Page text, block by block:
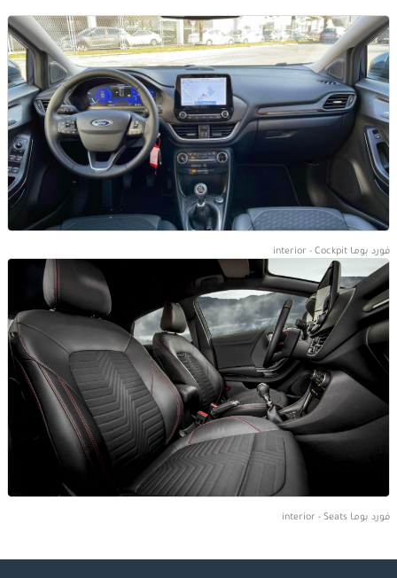
فورد بوما interior - Cockpit
فورد بوما interior - Seats